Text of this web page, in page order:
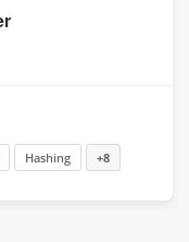
Hashing +8